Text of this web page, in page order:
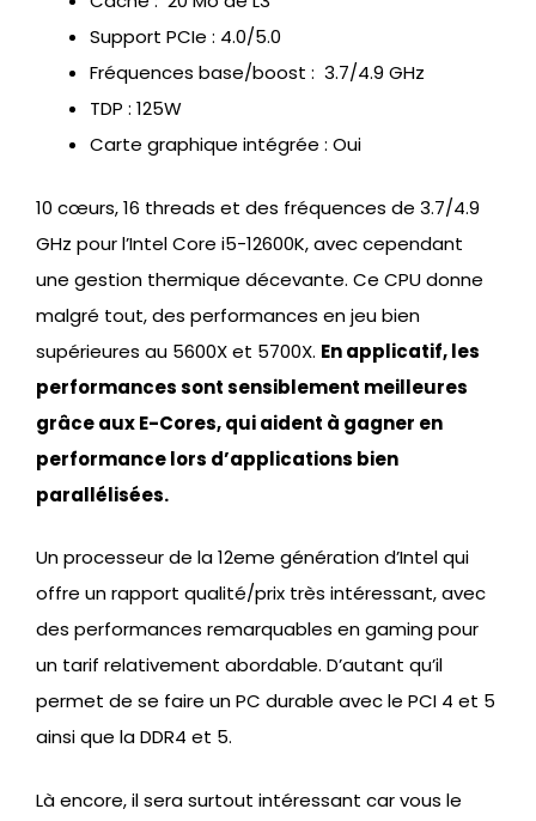
Support PCIe : 4.0/5.0
Fréquences base/boost : 3.7/4.9 GHz
TDP : 125W
Carte graphique intégrée : Oui
10 cœurs, 16 threads et des fréquences de 3.7/4.9
GHz pour l’Intel Core i5-12600K, avec cependant
une gestion thermique décevante. Ce CPU donne
malgré tout, des performances en jeu bien
supérieures au 5600X et 5700X. En applicatif, les
performances sont sensiblement meilleures
grâce aux E-Cores, qui aident à gagner en
performance lors d’applications bien
parallélisées.
Un processeur de la 12eme génération d’Intel qui
offre un rapport qualité/prix très intéressant, avec
des performances remarquables en gaming pour
un tarif relativement abordable. D’autant qu’il
permet de se faire un PC durable avec le PCI 4 et 5
ainsi que la DDR4 et 5.
Là encore, il sera surtout intéressant car vous le